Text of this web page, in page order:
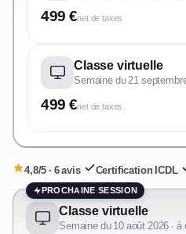
499 €net de taxes
Classe virtuelle
Semaine du 21
499 €net de taxes
4,8/5 · 6 avis· Certification ICDL·
PROCHAINE SESSION
Classe virtuelle
Semaine du 10 août 2026 ·